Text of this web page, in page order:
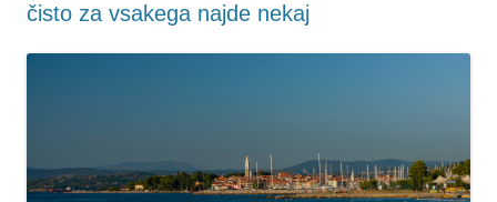
čisto za vsakega najde nekaj